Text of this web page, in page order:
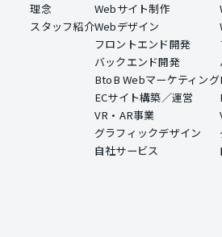
理念
理念
スタッフ紹介
Webサイト制作
Webサイト制作
Webデザイン
Webデザイン
フロントエンド開発
フロントエンド開発
バックエンド開発
バックエンド開発
BtoB Webマーケティング
BtoB Webマーケティング
ECサイト構築／運営
ECサイト構築／運営
VR・AR事業
VR・AR事業
グラフィックデザイン
グラフィックデザイン
自社サービス